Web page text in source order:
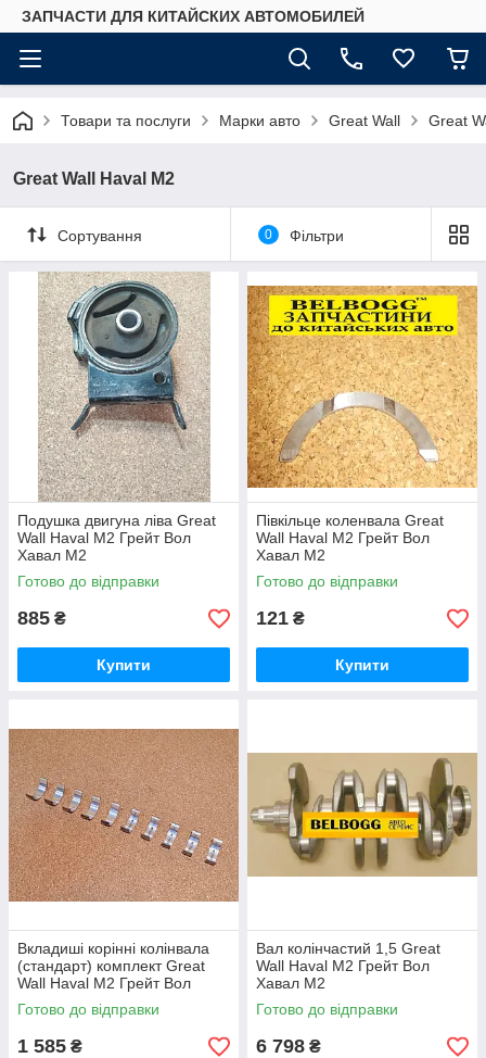
ЗАПЧАСТИ ДЛЯ КИТАЙСКИХ АВТОМОБИЛЕЙ
Товари та послуги Марки авто Great Wall Great
Great Wall Haval M2
Сортування 0 Фільтри
Подушка двигуна ліва Great
Wall Haval M2 Грейт Вол
Хавал М2
Готово до відправки
885 ₴
Купити
Півкільце коленвала Great
Wall Haval M2 Грейт Вол
Хавал М2
Готово до відправки
121 ₴
Купити
Вкладиші корінні колінвала
(стандарт) комплект Great
Wall Haval M2 Грейт Вол
Хавал М2
Готово до відправки
1 585 ₴
Вал колінчастий 1,5 Great
Wall Haval M2 Грейт Вол
Хавал М2
Готово до відправки
6 798 ₴